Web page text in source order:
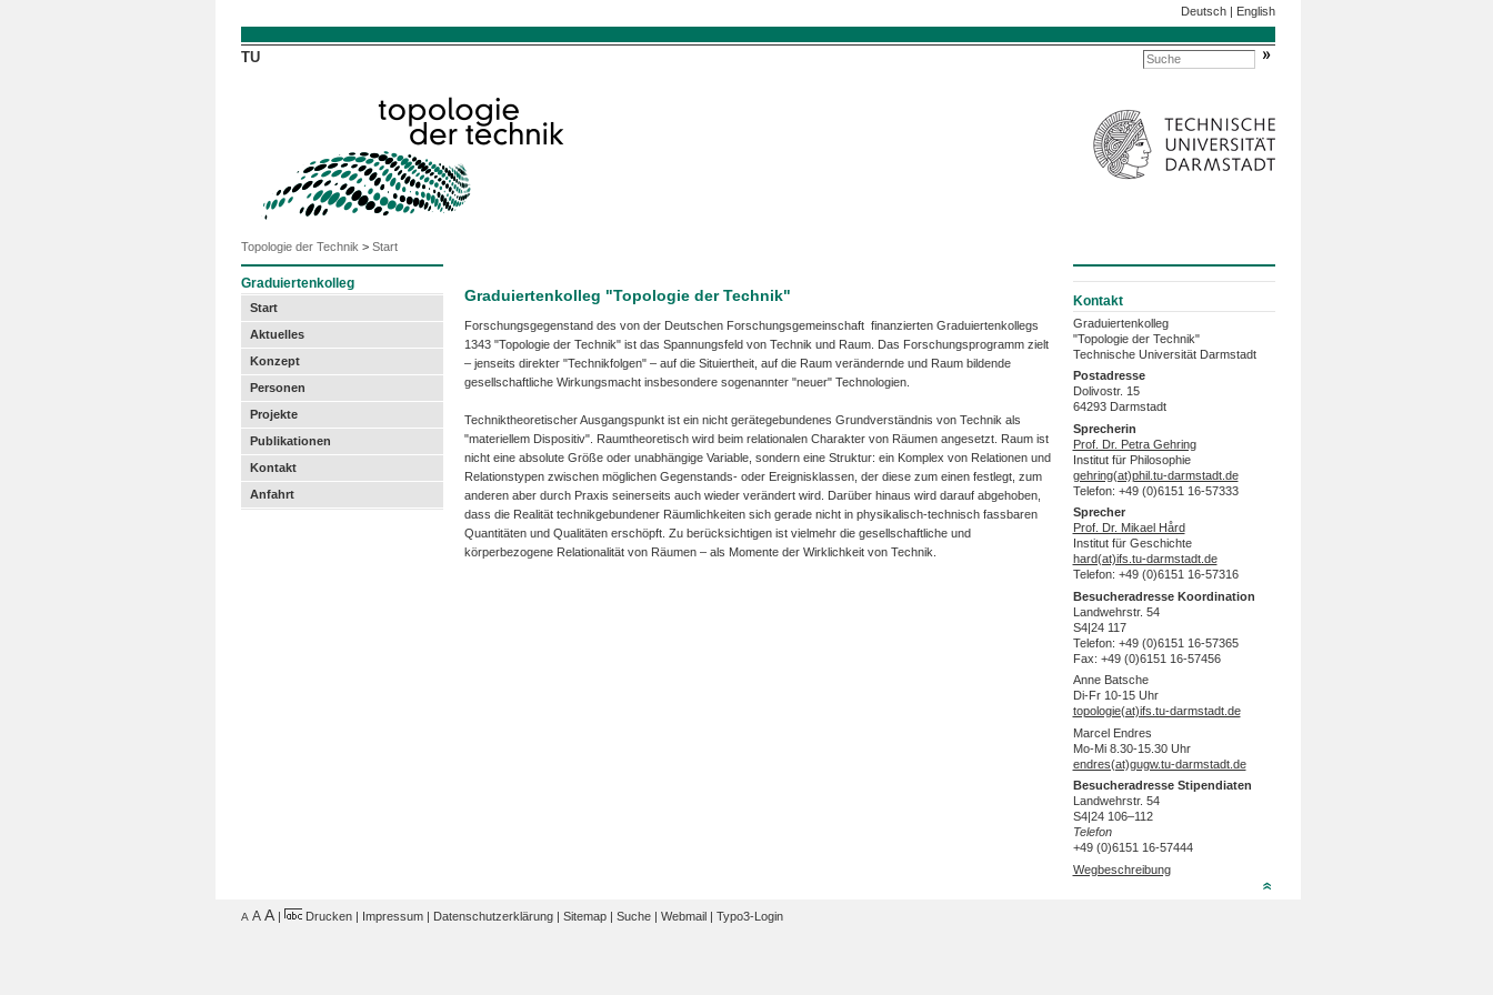
Deutsch| English
TU
Topologie der Technik > Start
Graduiertenkolleg
Start
Aktuelles
Konzept
Personen
Projekte
Publikationen
Kontakt
Anfahrt
Graduiertenkolleg "Topologie der Technik"
Forschungsgegenstand des von der Deutschen Forschungsgemeinschaft finanzierten Graduiertenkollegs
1343 "Topologie der Technik" ist das Spannungs­feld von Technik und Raum. Das Forschungsprogramm zielt
– jenseits direkter "Technikfolgen" – auf die Situiertheit, auf die Raum verändernde und Raum bildende
gesellschaftliche Wirkungsmacht insbesondere sogenannter "neuer" Technologien.
Techniktheoretischer Ausgangspunkt ist ein nicht gerätegebundenes Grundverständnis von Technik als
"materiellem Dispositiv". Raumtheoretisch wird beim relationalen Charakter von Räumen angesetzt. Raum ist
nicht eine absolute Größe oder unabhängige Variable, sondern eine Struktur: ein Komplex von Relationen und
Relationstypen zwischen möglichen Gegenstands- oder Ereignisklassen, der diese zum einen festlegt, zum
anderen aber durch Praxis seinerseits auch wieder verändert wird. Darüber hinaus wird darauf abgehoben,
dass die Realität technikgebundener Räumlichkeiten sich gerade nicht in physikalisch-technisch fass­baren
Quantitäten und Qualitäten erschöpft. Zu berücksichtigen ist vielmehr die gesellschaft­liche und
körperbezogene Relationalität von Räumen – als Momente der Wirklichkeit von Technik.
Kontakt
Graduiertenkolleg
"Topologie der Technik"
Technische Universität Darmstadt
Postadresse
Dolivostr. 15
64293 Darmstadt
Sprecherin
Prof. Dr. Petra Gehring
Institut für Philosophie
gehring(at)phil.tu-darmstadt.de
Telefon: +49 (0)6151 16-57333
Sprecher
Prof. Dr. Mikael Hård
Institut für Geschichte
hard(at)ifs.tu-darmstadt.de
Telefon: +49 (0)6151 16-57316
Besucheradresse Koordination
Landwehrstr. 54
S4|24 117
Telefon: +49 (0)6151 16-57365
Fax: +49 (0)6151 16-57456
Anne Batsche
Di-Fr 10-15 Uhr
topologie(at)ifs.tu-darmstadt.de
Marcel Endres
Mo-Mi 8.30-15.30 Uhr
endres(at)gugw.tu-darmstadt.de
Besucheradresse Stipendiaten
Landwehrstr. 54
S4|24 106–112
Telefon
+49 (0)6151 16-57444
Wegbeschreibung
A A A| Drucken| Impressum| Datenschutzerklärung| Sitemap| Suche| Webmail Typo3-Login